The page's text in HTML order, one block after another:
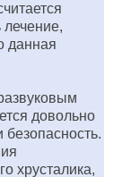
данная
довольно
хрусталика,